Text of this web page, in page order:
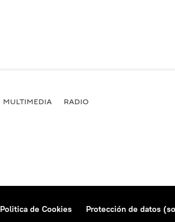
MULTIMEDIA RADIO
Politica de Cookies Protección de datos